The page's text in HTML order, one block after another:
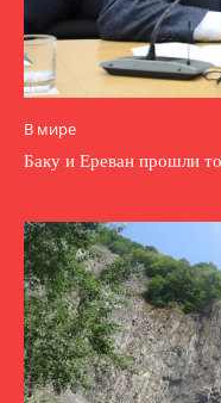
В мире
Баку и Ереван прошли